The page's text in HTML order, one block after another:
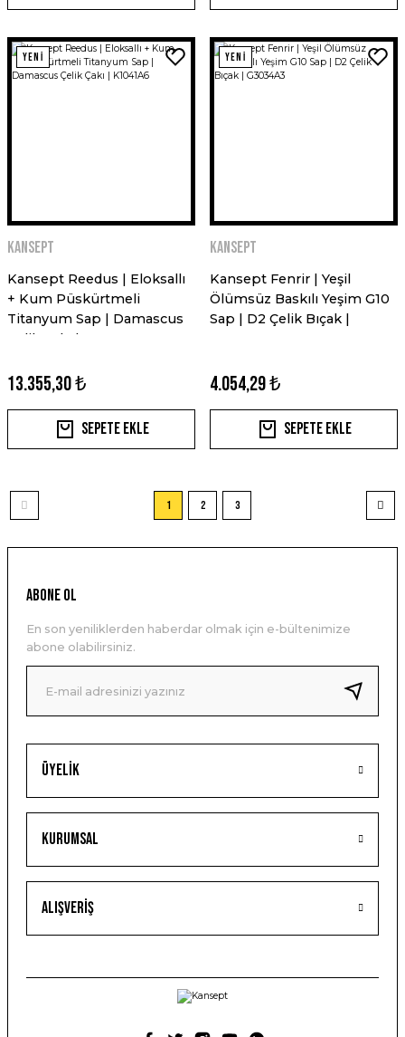
YENİ
Kansept
Kansept Reedus | Eloksallı
+ Kum Püskürtmeli
Titanyum Sap | Damascus
Çelik Çakı | K1041A6
13.355,30 ₺
Sepete Ekle
YENİ
Kansept
Kansept Fenrir | Yeşil
Ölümsüz Baskılı Yeşim G10
Sap | D2 Çelik Bıçak |
4.054,29 ₺
Sepete Ekle
1 2 3
Üyelik
Kurumsal
Alışveriş
ABONE OL
En son yeniliklerden haberdar olmak için e-bültenimize
abone olabilirsiniz.